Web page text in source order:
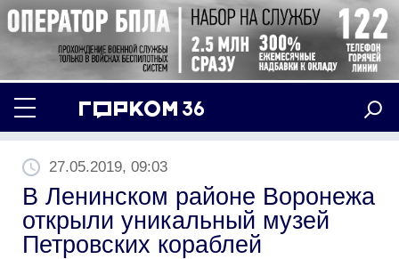
27.05.2019, 09:03
В Ленинском районе Воронежа
открыли уникальный музей
Петровских кораблей